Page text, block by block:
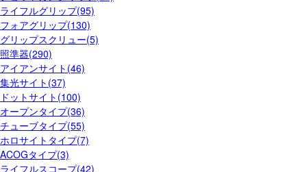
ライフルグリップ(95)
フォアグリップ(130)
グリップスクリュー(5)
照準器(290)
アイアンサイト(46)
集光サイト(37)
ドットサイト(100)
オープンタイプ(36)
チューブタイプ(55)
ホロサイトタイプ(7)
ACOGタイプ(3)
ライフルスコープ(42)